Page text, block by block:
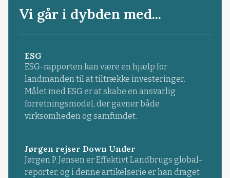
Vi går i dybden med...
ESG
ESG-rapporten kan være en hjælp for
landmanden til at tiltrække investeringer.
Målet med ESG er at skabe en ansvarlig
forretningsmodel, der gavner både
virksomheden og samfundet.
Jørgen rejser Down Under
Jørgen P. Jensen er Effektivt Landbrugs global-
reporter, og i denne artikelserie er han draget